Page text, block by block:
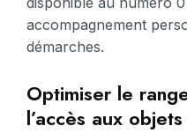
accompagnement
démarches.
Optimiser le
l’accès aux